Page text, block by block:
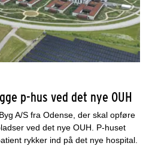
p-hus ved det nye OUH
A/S fra Odense, der skal opføre
ved det nye OUH. P-huset
rykker ind på det nye hospital.